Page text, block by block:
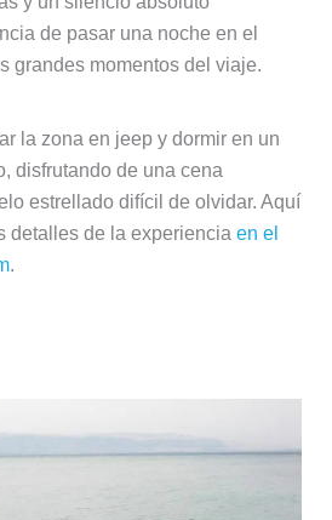
de pasar una noche en el
grandes momentos del viaje.
la zona en jeep y dormir en un
disfrutando de una cena
estrellado difícil de olvidar. Aquí
detalles de la experiencia en el
.